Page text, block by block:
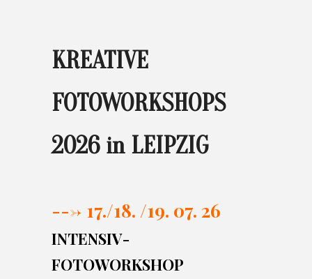
KREATIVE
FOTOWORKSHOPS
2026 in LEIPZIG
---> 17./18. /19. 07. 26
INTENSIV-
FOTOWORKSHOP